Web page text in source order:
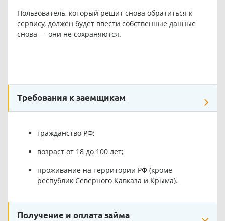
Пользователь, который решит снова обратиться к
сервису, должен будет ввести собственные данные
снова — они не сохраняются.
Требования к заемщикам
гражданство РФ;
возраст от 18 до 100 лет;
проживание на территории РФ (кроме
республик Северного Кавказа и Крыма).
Получение и оплата займа